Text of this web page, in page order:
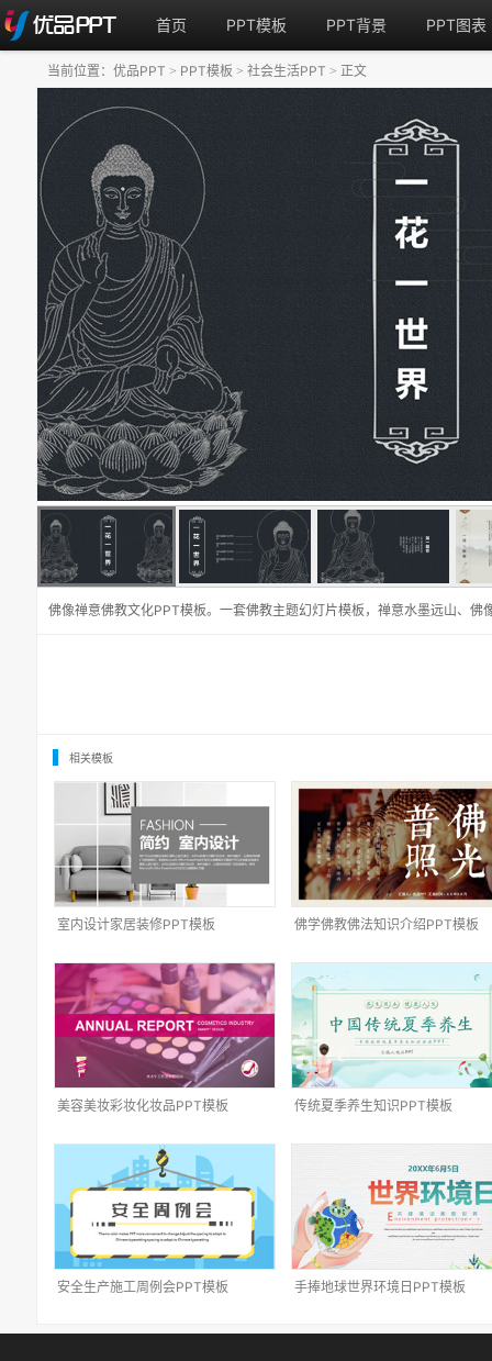
首页 PPT模板 PPT背景 PPT图表
佛像禅意佛教文化PPT模板。一套佛教主题幻灯片模板，禅意水墨远山、佛
当前位置： 优品PPT > PPT模板 > 社会生活PPT > 正文
相关模板
室内设计家居装修PPT模板 佛学佛教佛法知识介绍PPT模板
美容美妆彩妆化妆品PPT模板 传统夏季养生知识PPT模板
安全生产施工周例会PPT模板 手捧地球世界环境日PPT模板